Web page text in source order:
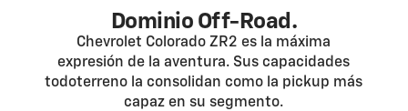
Dominio Off-Road.
Chevrolet Colorado ZR2 es la máxima
expresión de la aventura. Sus capacidades
todoterreno la consolidan como la pickup más
capaz en su segmento.